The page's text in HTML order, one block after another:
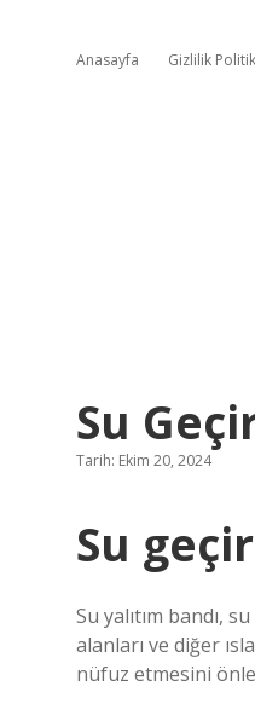
Anasayfa Gizlilik
Su
Tarih: Ekim 20, 2024
Su
Su yalıtım bandı,
alanları ve diğer
nüfuz etmesini